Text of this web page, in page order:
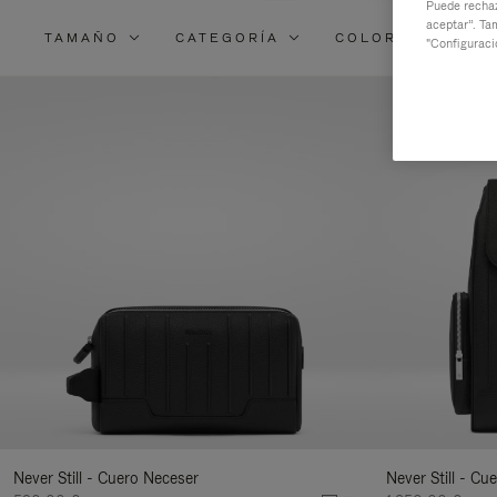
TAMAÑO CATEGORÍA COLOR
Never Still - Cuero Neceser
Never Still -
Puede
aceptar”.